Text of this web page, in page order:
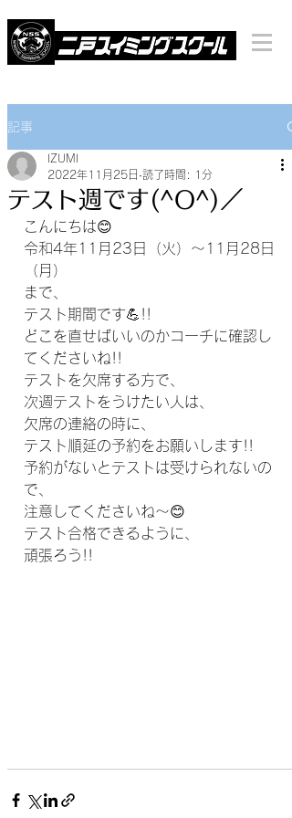
記事
テスト週です(^O^)／
IZUMI
2022年11月25日 読了時間: 1分
こんにちは😊
令和4年11月23日（火）～11月28日
（月）
まで、
テスト期間です💪!!
どこを直せばいいのかコーチに確認し
てくださいね!!
テストを欠席する方で、
次週テストをうけたい人は、
欠席の連絡の時に、
テスト順延の予約をお願いします!!
予約がないとテストは受けられないの
で、
注意してくださいね～😊
テスト合格できるように、
頑張ろう!!